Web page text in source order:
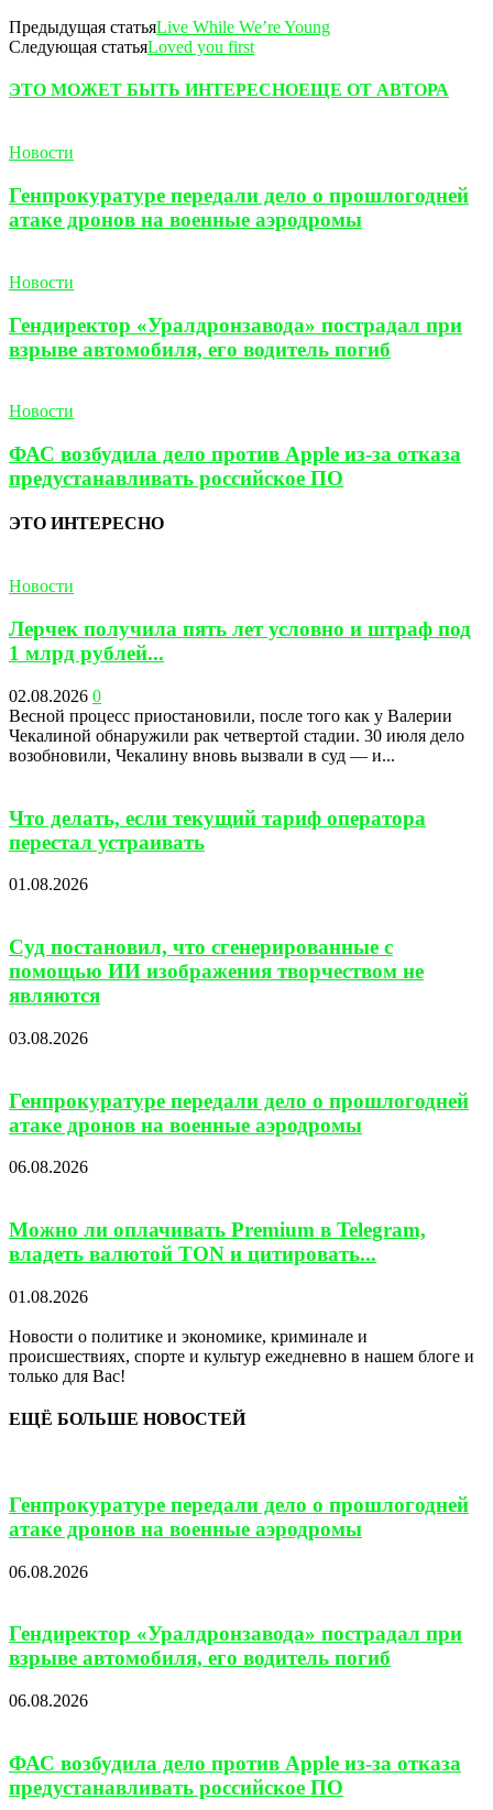
Предыдущая статьяLive While We’re Young
Следующая статьяLoved you first
ЭТО МОЖЕТ БЫТЬ ИНТЕРЕСНОЕЩЕ ОТ АВТОРА
Новости
Генпрокуратуре передали дело о прошлогодней
атаке дронов на военные аэродромы
Новости
Гендиректор «Уралдронзавода» пострадал при
взрыве автомобиля, его водитель погиб
Новости
ФАС возбудила дело против Apple из-за отказа
предустанавливать российское ПО
ЭТО ИНТЕРЕСНО
Новости
Лерчек получила пять лет условно и штраф под
1 млрд рублей...
02.08.2026 0
Весной процесс приостановили, после того как у Валерии
Чекалиной обнаружили рак четвертой стадии. 30 июля дело
возобновили, Чекалину вновь вызвали в суд — и...
Что делать, если текущий тариф оператора
перестал устраивать
01.08.2026
Суд постановил, что сгенерированные с
помощью ИИ изображения творчеством не
являются
03.08.2026
Генпрокуратуре передали дело о прошлогодней
атаке дронов на военные аэродромы
06.08.2026
Можно ли оплачивать Premium в Telegram,
владеть валютой TON и цитировать...
01.08.2026
Новости о политике и экономике, криминале и
происшествиях, спорте и культур ежедневно в нашем блоге и
только для Вас!
ЕЩЁ БОЛЬШЕ НОВОСТЕЙ
Генпрокуратуре передали дело о прошлогодней
атаке дронов на военные аэродромы
06.08.2026
Гендиректор «Уралдронзавода» пострадал при
взрыве автомобиля, его водитель погиб
06.08.2026
ФАС возбудила дело против Apple из-за отказа
предустанавливать российское ПО